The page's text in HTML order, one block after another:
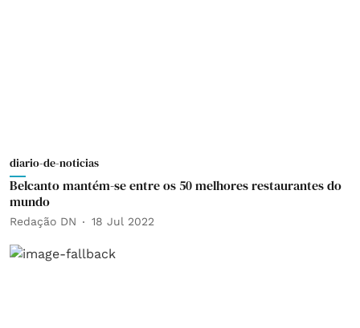
diario-de-noticias
Belcanto mantém-se entre os 50 melhores restaurantes do
mundo
Redação DN 18 Jul 2022